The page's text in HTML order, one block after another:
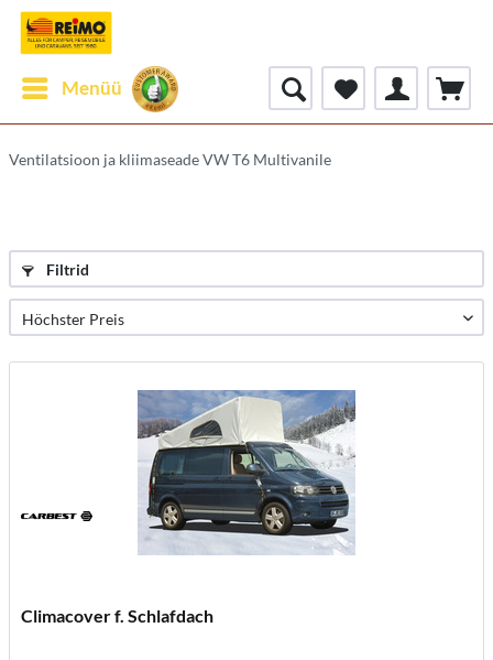
Menüü
Ventilatsioon ja kliimaseade VW T6 Multivanile
Filtrid
Climacover f. Schlafdach